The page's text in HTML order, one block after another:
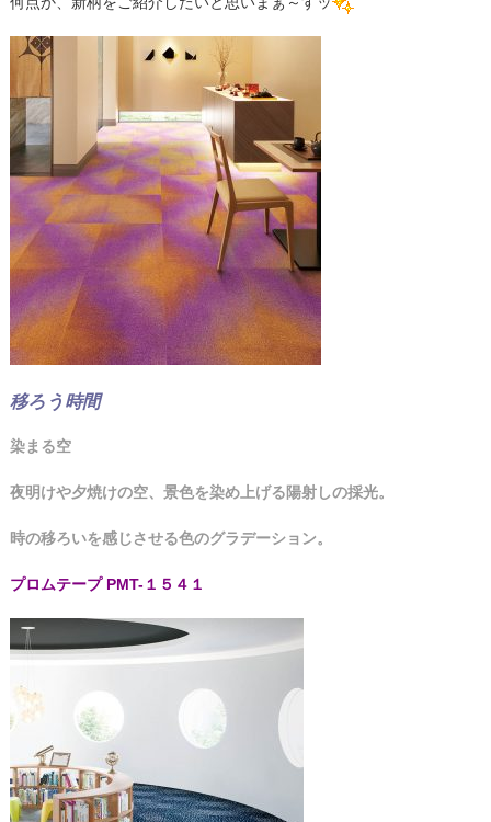
移ろう時間
染まる空
夜明けや夕焼けの空、景色を染め上げる陽射しの採光。
時の移ろいを感じさせる色のグラデーション。
プロムテープ PMT-１５４１